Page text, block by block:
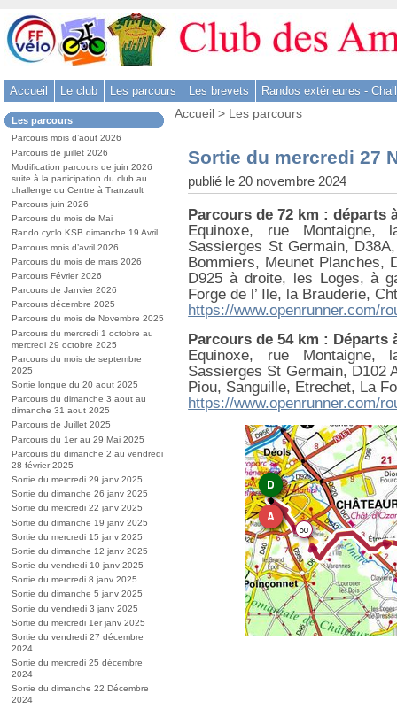
Aller
au
contenu
Aller
menu
-
Aller
à
la
recherche
Accueil Le club Les parcours Les brevets Randos extérieures -
Dans
la
rubrique
:
Les parcours
Parcours mois d’aout 2026
Parcours de juillet 2026
Modification parcours de juin 2026
suite à la participation du club au
challenge du Centre à Tranzault
Parcours juin 2026
Parcours du mois de Mai
Rando cyclo KSB dimanche 19 Avril
Parcours mois d’avril 2026
Parcours du mois de mars 2026
Parcours Février 2026
Parcours de Janvier 2026
Parcours décembre 2025
Parcours du mois de Novembre 2025
Parcours du mercredi 1 octobre au
mercredi 29 octobre 2025
Parcours du mois de septembre
2025
Sortie longue du 20 aout 2025
Parcours du dimanche 3 aout au
dimanche 31 aout 2025
Parcours de Juillet 2025
Parcours du 1er au 29 Mai 2025
Parcours du dimanche 2 au vendredi
28 février 2025
Sortie du mercredi 29 janv 2025
Sortie du dimanche 26 janv 2025
Sortie du mercredi 22 janv 2025
Sortie du dimanche 19 janv 2025
Sortie du mercredi 15 janv 2025
Sortie du dimanche 12 janv 2025
Sortie du vendredi 10 janv 2025
Sortie du mercredi 8 janv 2025
Sortie du dimanche 5 janv 2025
Sortie du vendredi 3 janv 2025
Sortie du mercredi 1er janv 2025
Sortie du vendredi 27 décembre
2024
Sortie du mercredi 25 décembre
2024
Sortie du dimanche 22 Décembre
2024
Vous
Accueil > Les parcours
Sortie du mercredi 27
publié le 20 novembre 2024
Parcours de 72 km : départs
Equinoxe, rue Montaigne,
Sassierges St Germain,
Bommiers, Meunet Planches,
D925 à droite, les Loges, à
Forge de l’ Ile, la Brauderie,
https://www.openrunner.com/
Parcours de 54 km : Départs
Equinoxe, rue Montaigne,
Sassierges St Germain, D102
Piou, Sanguille, Etrechet, La
https://www.openrunner.com/